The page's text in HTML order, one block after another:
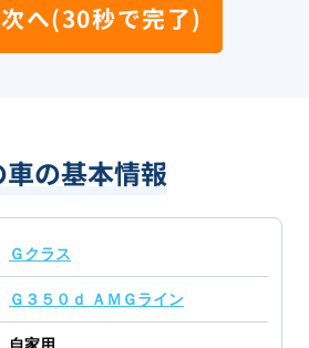
次へ(30秒で完了)
車の基本情報
Ｇクラス
Ｇ３５０ｄ ＡＭＧライン